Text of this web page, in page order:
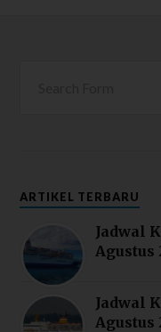
ARTIKEL TERBARU
Jadwal
Agustus
Jadwal
Agustus